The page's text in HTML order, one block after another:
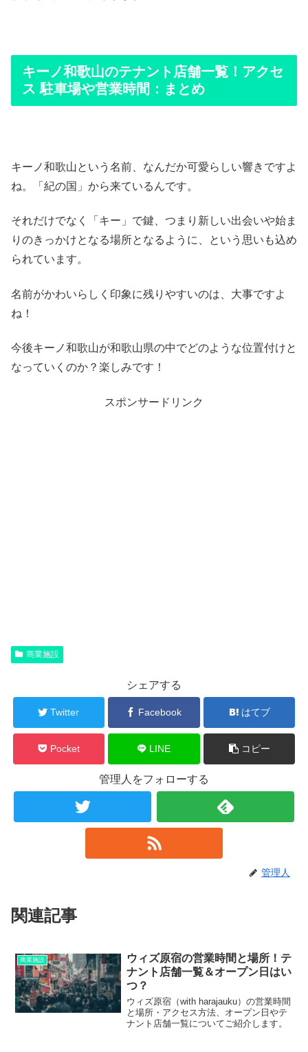
キーノ和歌山のテナント店舗一覧！アクセ
ス 駐車場や営業時間：まとめ
キーノ和歌山という名前、なんだか可愛らしい響きですよ
ね。「紀の国」から来ているんです。
それだけでなく「キー」で鍵、つまり新しい出会いや始ま
りのきっかけとなる場所となるように、という思いも込め
られています。
名前がかわいらしく印象に残りやすいのは、大事ですよ
ね！
今後キーノ和歌山が和歌山県の中でどのような位置付けと
なっていくのか？楽しみです！
スポンサードリンク
商業施設
シェアする
Twitter Facebook はてブ
Pocket LINE コピー
管理人をフォローする
管理人
関連記事
商業施設
ウィズ原宿の営業時間と場所！テ
ナント店舗一覧＆オープン日はい
つ？
ウィズ原宿（with harajauku）の営業時間
と場所・アクセス方法、オープン日やテ
ナント店舗一覧についてご紹介します。